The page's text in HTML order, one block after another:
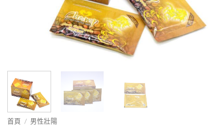
首頁 / 男性壯陽